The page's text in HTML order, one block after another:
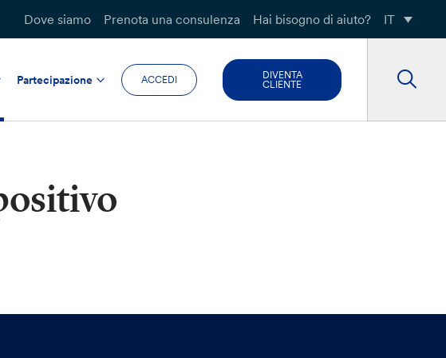
Dove siamo Prenota una consulenza Hai bisogno di aiuto? IT
Partecipazione ACCEDI
DIVENTA
CLIENTE